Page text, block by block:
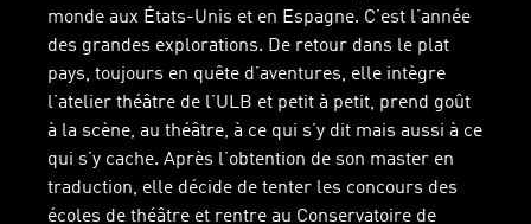
monde aux États-Unis et en Espagne. C’est l’année
des grandes explorations. De retour dans le plat
pays, toujours en quête d’aventures, elle intègre
l’atelier théâtre de l’ULB et petit à petit, prend goût
à la scène, au théâtre, à ce qui s’y dit mais aussi à ce
qui s’y cache. Après l’obtention de son master en
traduction, elle décide de tenter les concours des
écoles de théâtre et rentre au Conservatoire de